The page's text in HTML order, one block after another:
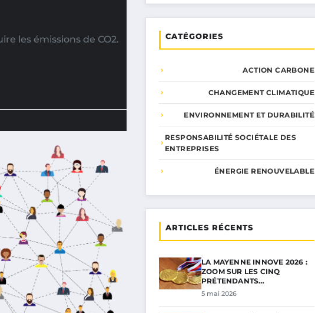
les émissions de CO2.
CATÉGORIES
ACTION CARBONE
CHANGEMENT CLIMATIQUE
ENVIRONNEMENT ET DURABILITÉ
RESPONSABILITÉ SOCIÉTALE DES
ENTREPRISES
ÉNERGIE RENOUVELABLE
ARTICLES RÉCENTS
LA MAYENNE INNOVE 2026 :
ZOOM SUR LES CINQ
PRÉTENDANTS…
5 mai 2026